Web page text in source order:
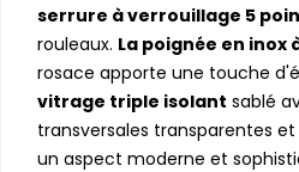
serrure à verrouillage 5
rouleaux. La poignée en inox
rosace apporte une touche
vitrage triple isolant sablé
transversales transparentes
un aspect moderne et